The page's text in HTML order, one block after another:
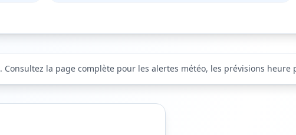
. Consultez la page complète pour les alertes météo, les prévisions